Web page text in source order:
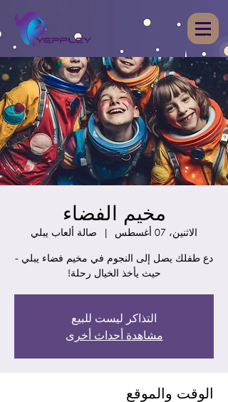
مخيم الفضاء
الاثنين، 07 أغسطس
  |
صالة ألعاب يبلي
دع طفلك يصل إلى النجوم في مخيم فضاء يبلي -
حيث يأخذ الخيال رحلة!
التذاكر ليست للبيع
مشاهدة أحداث أخرى
الوقت والموقع